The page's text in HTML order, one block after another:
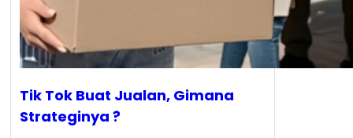
Tik Tok Buat Jualan, Gimana
Strateginya ?